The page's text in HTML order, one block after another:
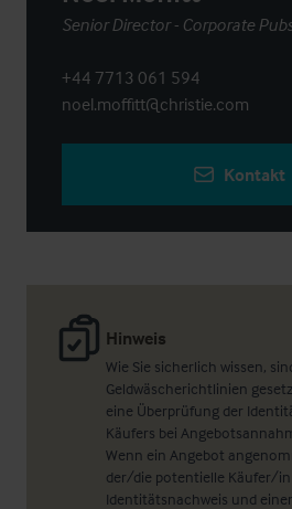
Hinweis
Wie Sie sicherlich wissen,
Geldwäscherichtlinien
eine Überprüfung der
Käufers bei
Wenn ein Angebot
der/die potentielle Käufer/
Identitätsnachweis und
Senior Director - Corporate
+44 7713 061 594
noel.moffitt@christie.com
Kontakt